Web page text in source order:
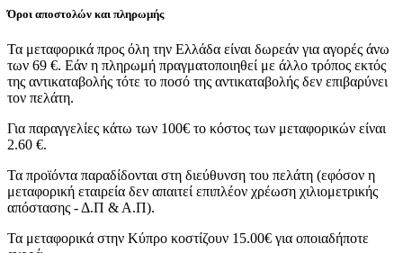
Όροι αποστολών και πληρωμής
Τα μεταφορικά προς όλη την Ελλάδα είναι δωρεάν για αγορές άνω
των 69 €. Εάν η πληρωμή πραγματοποιηθεί με άλλο τρόπος εκτός
της αντικαταβολής τότε το ποσό της αντικαταβολής δεν επιβαρύνει
τον πελάτη.
Για παραγγελίες κάτω των 100€ το κόστος των μεταφορικών είναι
2.60 €.
Τα προϊόντα παραδίδονται στη διεύθυνση του πελάτη (εφόσον η
μεταφορική εταιρεία δεν απαιτεί επιπλέον χρέωση χιλιομετρικής
απόστασης - Δ.Π & Α.Π).
Τα μεταφορικά στην Κύπρο κοστίζουν 15.00€ για οποιαδήποτε